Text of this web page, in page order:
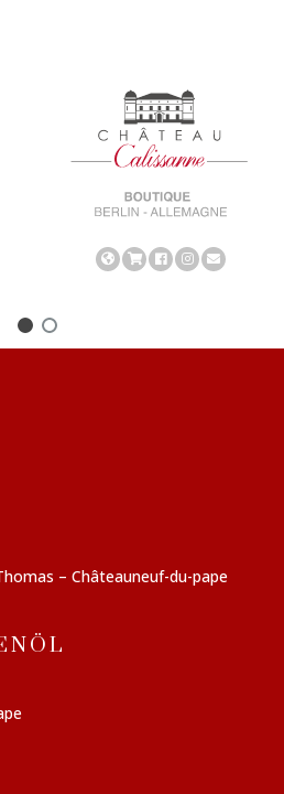
– Châteauneuf-du-pape